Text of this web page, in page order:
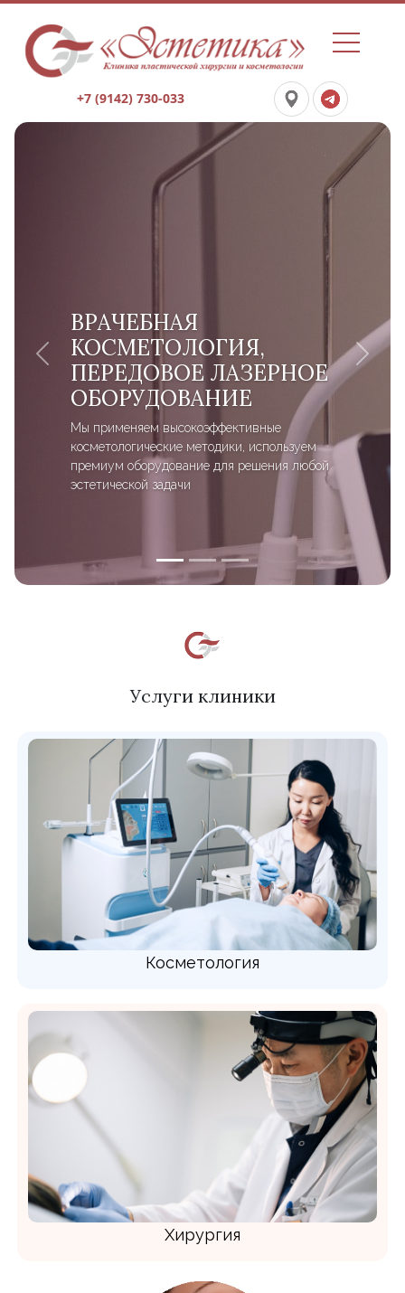
+7 (9142) 730-033
ВРАЧЕБНАЯ
КОСМЕТОЛОГИЯ,
ПЕРЕДОВОЕ ЛАЗЕРНОЕ
ОБОРУДОВАНИЕ
Мы применяем высокоэффективные
косметологические методики, используем
премиум оборудование для решения любой
эстетической задачи
Previous Next
Услуги клиники
Косметология
Хирургия